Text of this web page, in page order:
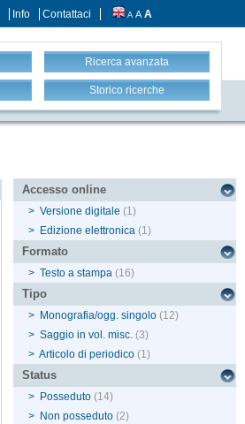
Info Contattaci A A A
Ricerca avanzata
Storico ricerche
Accesso online
> Versione digitale (1)
> Edizione elettronica (1)
Formato
> Testo a stampa (16)
Tipo
> Monografia/ogg. singolo (12)
> Saggio in vol. misc. (3)
> Articolo di periodico (1)
Status
> Posseduto (14)
> Non posseduto (2)